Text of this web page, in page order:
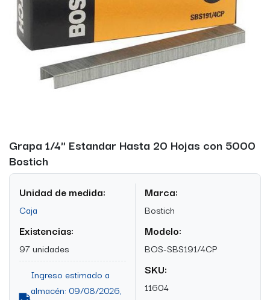
Grapa 1/4" Estandar Hasta 20 Hojas con 5000
Bostich
Unidad de medida:
Caja
Existencias:
97 unidades
Ingreso estimado a
almacén: 09/08/2026,
Marca:
Bostich
Modelo:
BOS-SBS191/4CP
SKU:
11604